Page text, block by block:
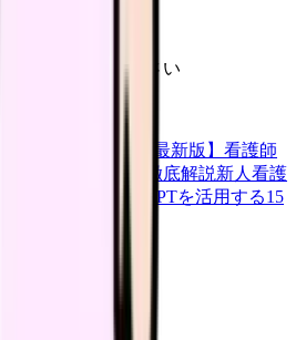
を確認してください
グTOP5【2026年最新版】 看護師
度の最新情報を徹底解説新人看護
】
看護師がChatGPTを活用する15